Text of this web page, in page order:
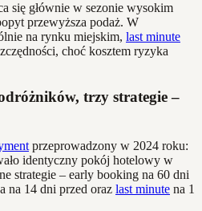
się głównie w sezonie wysokim
przewyższa podaż. W
na rynku miejskim, last minute
choć kosztem ryzyka
trzy strategie –
przeprowadzony w 2024 roku:
identyczny pokój hotelowy w
strategie – early booking na 60 dni
na 14 dni przed oraz last minute na 1